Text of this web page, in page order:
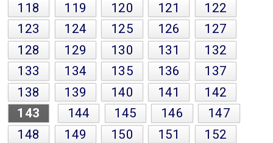
118
119 120 121
122
123
124 125 126
127
128
129 130 131
132
133
134 135 136
137
138
139 140 141
142
143
144 145 146
147
148
149 150 151
152